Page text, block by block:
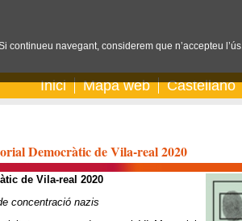
Inici Mapa web Castellano
Democràtic de Vila-real 2020
de Vila-real 2020
concentració nazis
navegant, considerem que n’accepteu l’ús.